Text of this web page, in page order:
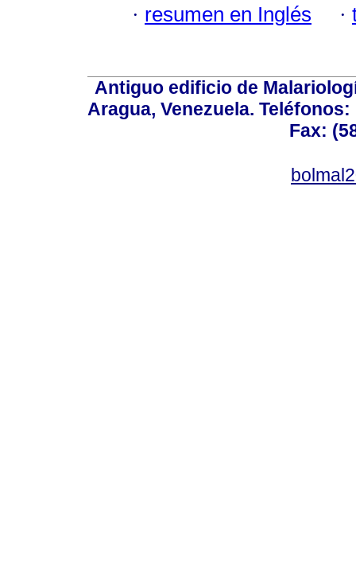
· resumen en Inglés ·
Antiguo edificio de
Aragua, Venezuela. Teléfonos:
Fax: